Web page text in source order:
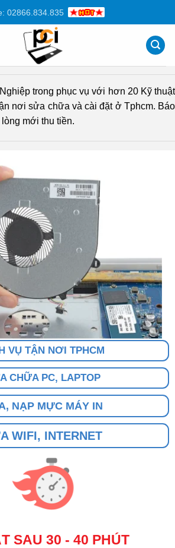
02866.834.835
trong phục vụ với hơn 20 Kỹ thuật
nơi sửa chữa và cài đặt ở Tphcm. Báo
mới thu tiền.
VỤ TẬN NƠI TPHCM
CHỮA PC, LAPTOP
NẠP MỰC MÁY IN
WIFI, INTERNET
SAU 30 - 40 PHÚT